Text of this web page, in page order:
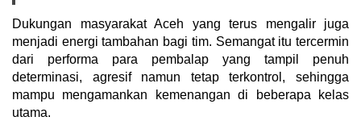
Dukungan masyarakat Aceh yang terus mengalir juga
menjadi energi tambahan bagi tim. Semangat itu tercermin
dari performa para pembalap yang tampil penuh
determinasi, agresif namun tetap terkontrol, sehingga
mampu mengamankan kemenangan di beberapa kelas
utama.